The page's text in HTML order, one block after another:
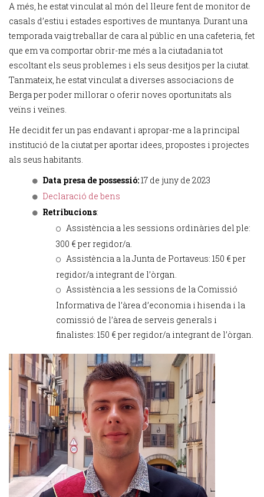
A més, he estat vinculat al món del lleure fent de monitor de
casals d’estiu i estades esportives de muntanya. Durant una
temporada vaig treballar de cara al públic en una cafeteria, fet
que em va comportar obrir-me més a la ciutadania tot
escoltant els seus problemes i els seus desitjos per la ciutat.
Tanmateix, he estat vinculat a diverses associacions de
Berga per poder millorar o oferir noves oportunitats als
veïns i veïnes.
He decidit fer un pas endavant i apropar-me a la principal
institució de la ciutat per aportar idees, propostes i projectes
als seus habitants.
Data presa de possessió:17 de juny de 2023
Declaració de bens
Retribucions:
Assistència a les sessions ordinàries del ple:
300 € per regidor/a.
Assistència a la Junta de Portaveus: 150 € per
regidor/a integrant de l’òrgan.
Assistència a les sessions de la Comissió
Informativa de l’àrea d’economia i hisenda i la
comissió de l’àrea de serveis generals i
finalistes: 150 € per regidor/a integrant de l’òrgan.